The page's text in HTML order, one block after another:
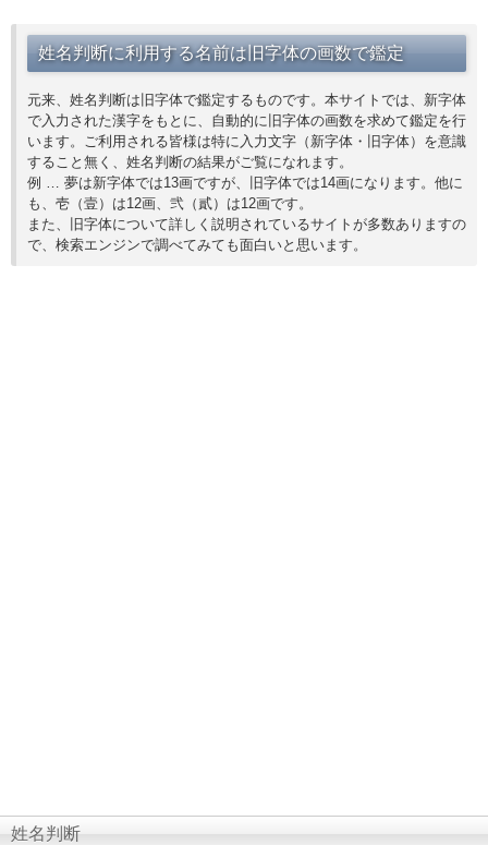
姓名判断に利用する名前は旧字体の画数で鑑定
元来、姓名判断は旧字体で鑑定するものです。本サイトでは、新字体
で入力された漢字をもとに、自動的に旧字体の画数を求めて鑑定を行
います。ご利用される皆様は特に入力文字（新字体・旧字体）を意識
すること無く、姓名判断の結果がご覧になれます。
例 … 夢は新字体では13画ですが、旧字体では14画になります。他に
も、壱（壹）は12画、弐（貳）は12画です。
また、旧字体について詳しく説明されているサイトが多数ありますの
で、検索エンジンで調べてみても面白いと思います。
姓名判断